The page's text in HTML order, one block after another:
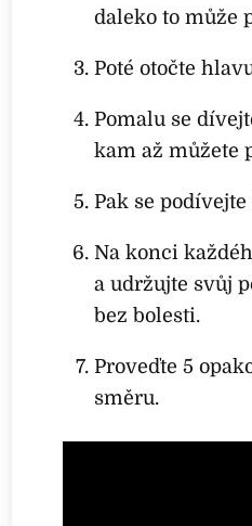
daleko to může
Poté otočte
Pomalu se
kam až můžete
Pak se
Na konci
a udržujte svůj
bez bolesti.
Proveďte 5
směru.